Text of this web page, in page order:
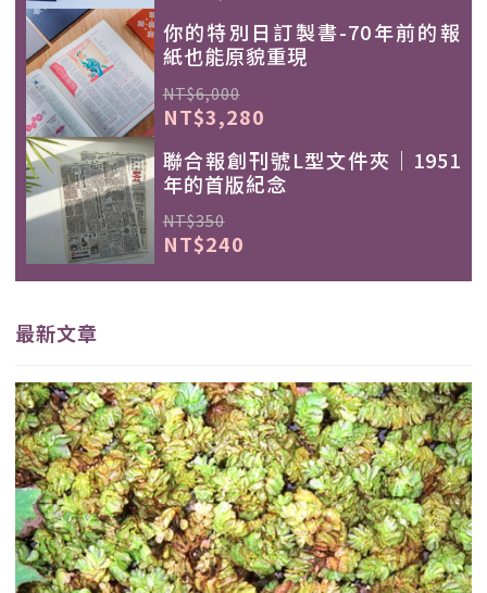
你的特別日訂製書-70年前的報
紙也能原貌重現
NT$6,000
NT$3,280
聯合報創刊號L型文件夾｜1951
年的首版紀念
NT$350
NT$240
最新文章